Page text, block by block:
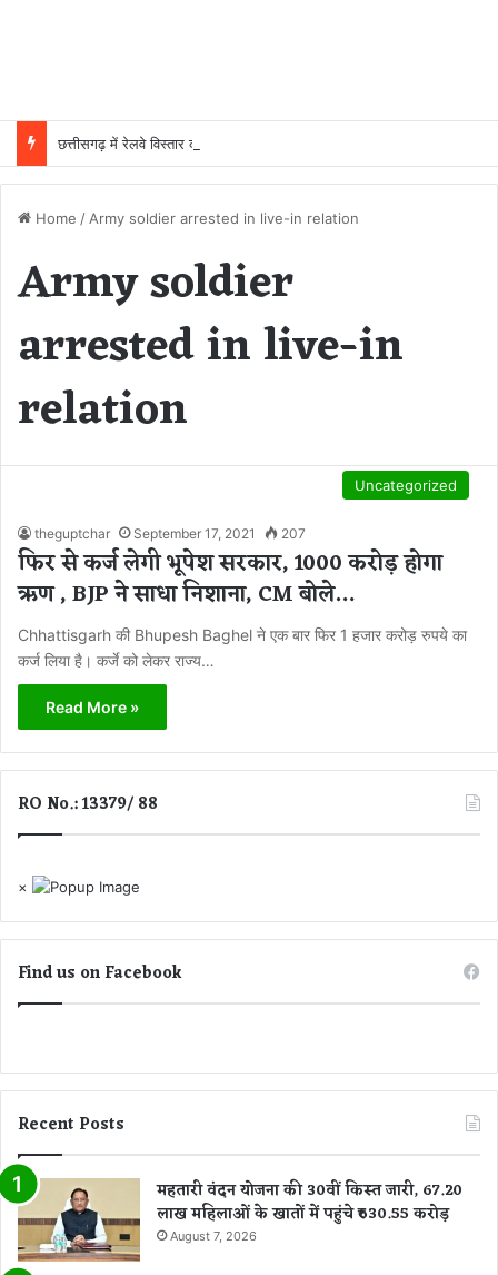
Home / Army soldier arrested in live-in relation
Army soldier
arrested in live-in
relation
Uncategorized
theguptchar September 17, 2021 207
फिर से कर्ज लेगी भूपेश सरकार, 1000 करोड़ होगा
ऋण , BJP ने साधा निशाना, CM बोले…
Chhattisgarh की Bhupesh Baghel ने एक बार फिर 1 हजार करोड़ रुपये का
कर्ज लिया है। कर्जे को लेकर राज्य…
Read More »
RO No.: 13379/ 88
×
Find us on Facebook
Recent Posts
महतारी वंदन योजना की 30वीं किस्त जारी, 67.20
लाख महिलाओं के खातों में पहुंचे ₹630.55 करोड़
August 7, 2026